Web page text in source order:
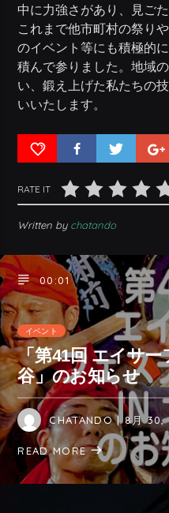
中に力強さがあり、見ご
これまで他市町村の祭り
のイベント等にも積極的
積んで参りました。地域
い、鍛え上げた私たちの
いいたします。
RATE IT
Written by chatando
00:01
イベント
「第41回 エイサ
谷」のお知らせ
CHATANDO| 8月 30,
READ MORE